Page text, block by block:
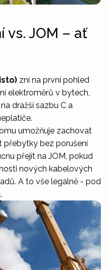
vs. JOM – ať
zní na první pohled
elektroměrů v bytech,
dražší sazbu C a
umožňuje zachovat
přebytky bez porušení
přejít na JOM, pokud
nových kabelových
A to vše legálně - pod